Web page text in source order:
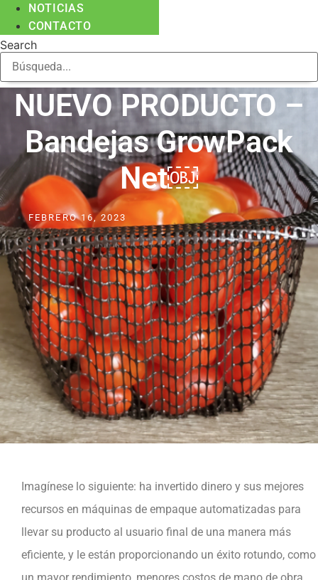
NOTICIAS
CONTACTO
Search
NUEVO PRODUCTO –
Bandejas GrowPack
Net￼
FEBRERO 16, 2023
Imagínese lo siguiente: ha invertido dinero y sus mejores
recursos en máquinas de empaque automatizadas para
llevar su producto al usuario final de una manera más
eficiente, y le están proporcionando un éxito rotundo, como